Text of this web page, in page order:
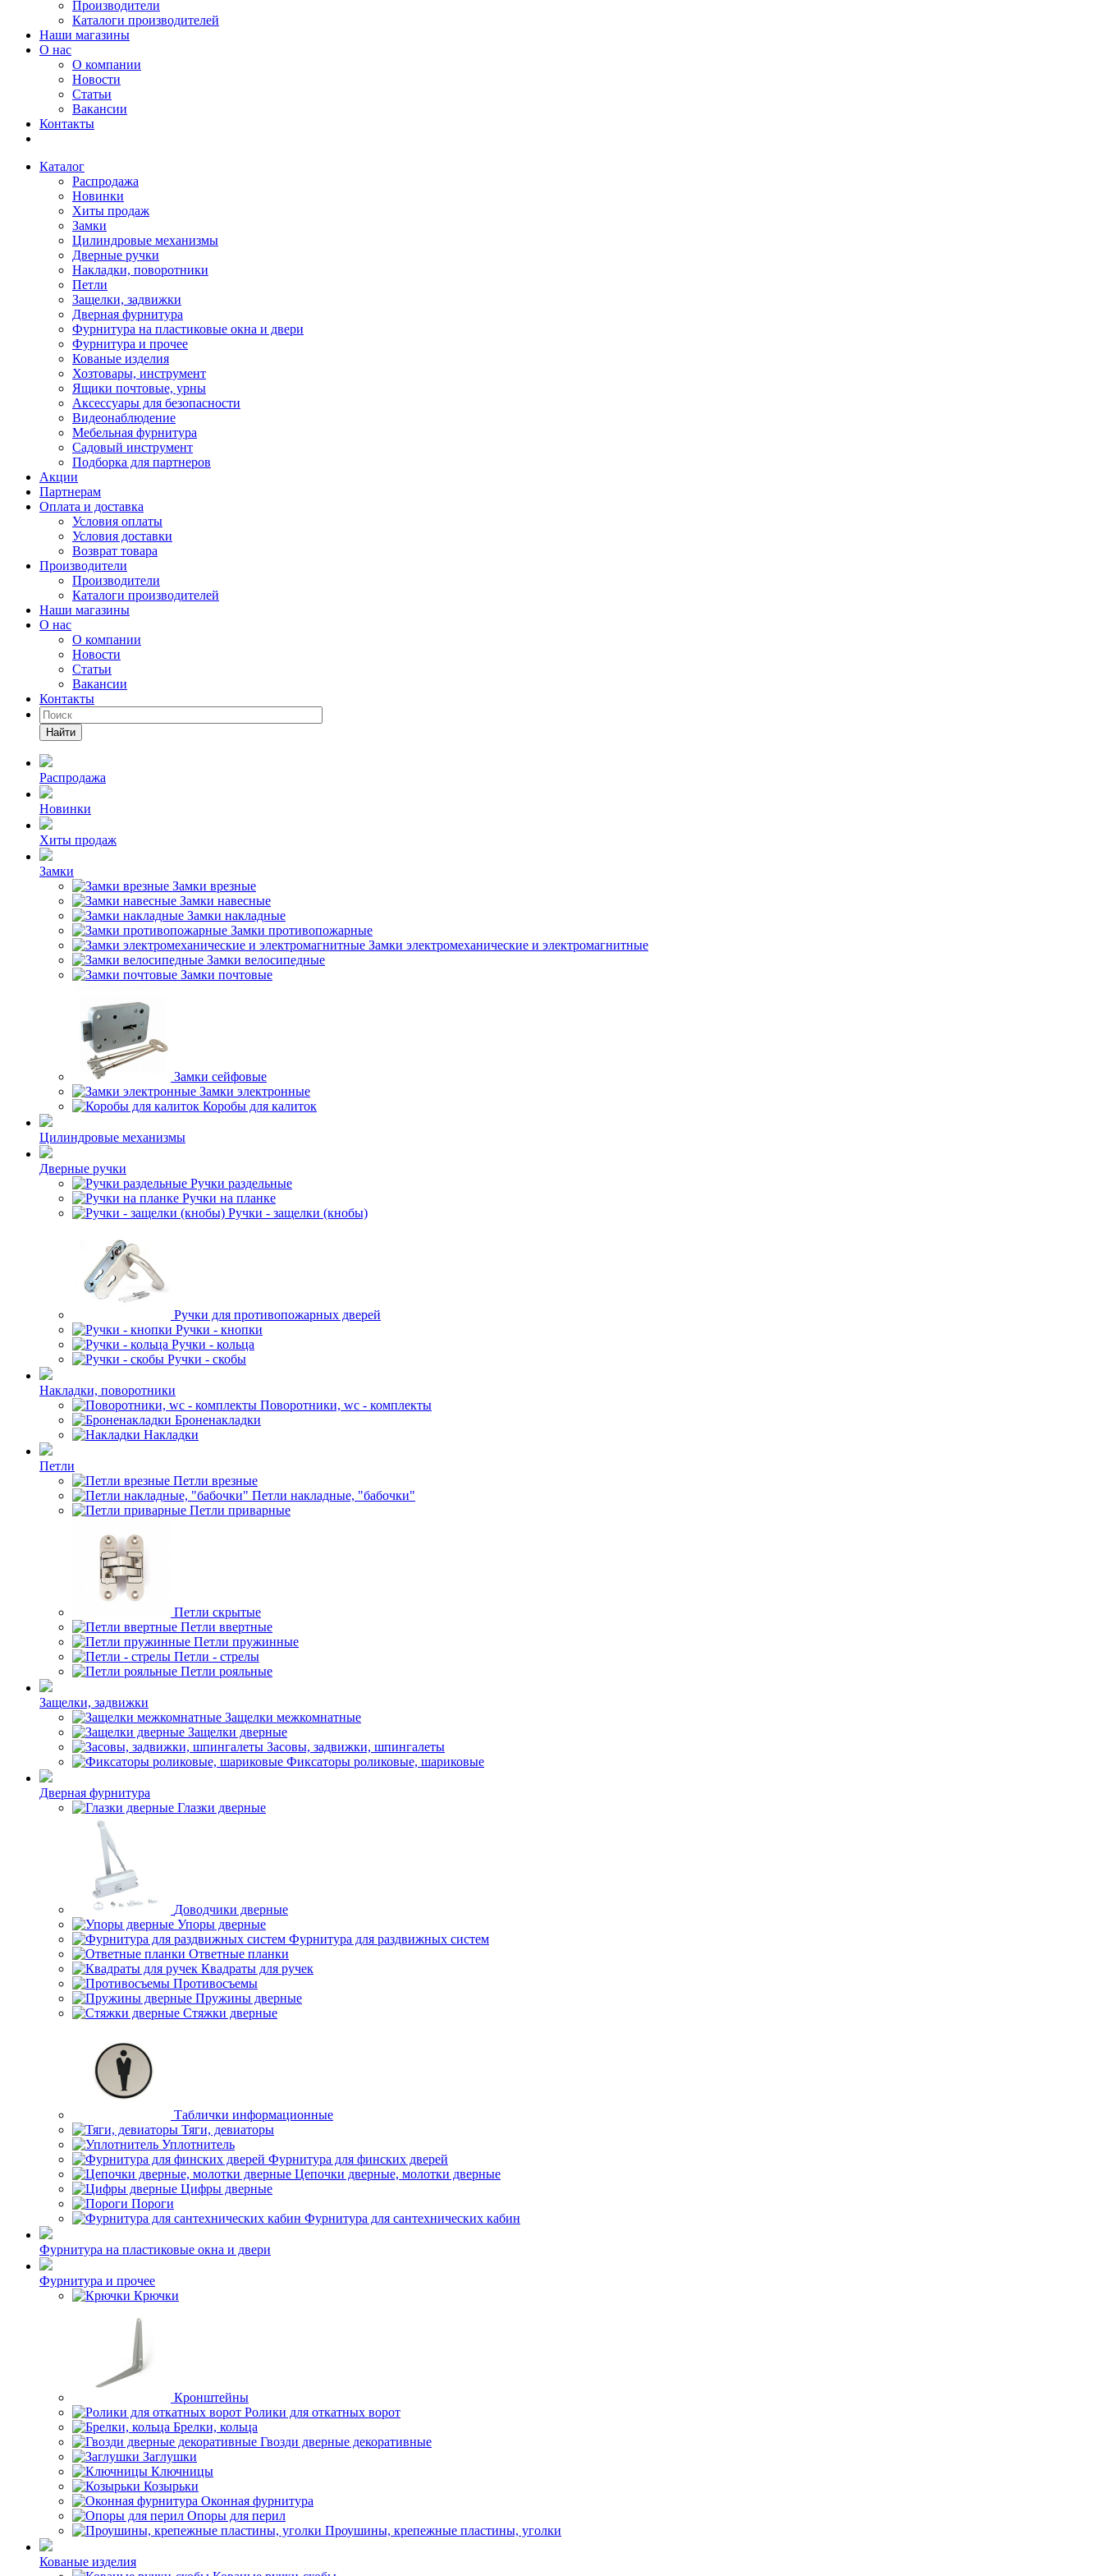
Производители
Каталоги производителей
Наши магазины
О нас
О компании
Новости
Статьи
Вакансии
Контакты
Каталог
Распродажа
Новинки
Хиты продаж
Замки
Цилиндровые механизмы
Дверные ручки
Накладки, поворотники
Петли
Защелки, задвижки
Дверная фурнитура
Фурнитура на пластиковые окна и двери
Фурнитура и прочее
Кованые изделия
Хозтовары, инструмент
Ящики почтовые, урны
Аксессуары для безопасности
Видеонаблюдение
Мебельная фурнитура
Садовый инструмент
Подборка для партнеров
Акции
Партнерам
Оплата и доставка
Условия оплаты
Условия доставки
Возврат товара
Производители
Производители
Каталоги производителей
Наши магазины
О нас
О компании
Новости
Статьи
Вакансии
Контакты
Найти
Распродажа
Новинки
Хиты продаж
Замки
Замки врезные
Замки навесные
Замки накладные
Замки противопожарные
Замки электромеханические и электромагнитные
Замки велосипедные
Замки почтовые
Замки сейфовые
Замки электронные
Коробы для калиток
Цилиндровые механизмы
Дверные ручки
Ручки раздельные
Ручки на планке
Ручки - защелки (кнобы)
Ручки для противопожарных дверей
Ручки - кнопки
Ручки - кольца
Ручки - скобы
Накладки, поворотники
Поворотники, wc - комплекты
Броненакладки
Накладки
Петли
Петли врезные
Петли накладные, "бабочки"
Петли приварные
Петли скрытые
Петли ввертные
Петли пружинные
Петли - стрелы
Петли рояльные
Защелки, задвижки
Защелки межкомнатные
Защелки дверные
Засовы, задвижки, шпингалеты
Фиксаторы роликовые, шариковые
Дверная фурнитура
Глазки дверные
Доводчики дверные
Упоры дверные
Фурнитура для раздвижных систем
Ответные планки
Квадраты для ручек
Противосъемы
Пружины дверные
Стяжки дверные
Таблички информационные
Тяги, девиаторы
Уплотнитель
Фурнитура для финских дверей
Цепочки дверные, молотки дверные
Цифры дверные
Пороги
Фурнитура для сантехнических кабин
Фурнитура на пластиковые окна и двери
Фурнитура и прочее
Крючки
Кронштейны
Ролики для откатных ворот
Брелки, кольца
Гвозди дверные декоративные
Заглушки
Ключницы
Козырьки
Оконная фурнитура
Опоры для перил
Проушины, крепежные пластины, уголки
Кованые изделия